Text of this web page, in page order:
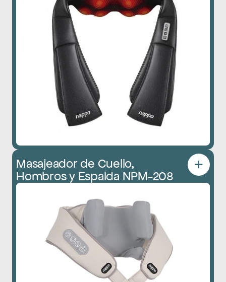
Masajeador de Cuello,
Hombros y Espalda NPM-208